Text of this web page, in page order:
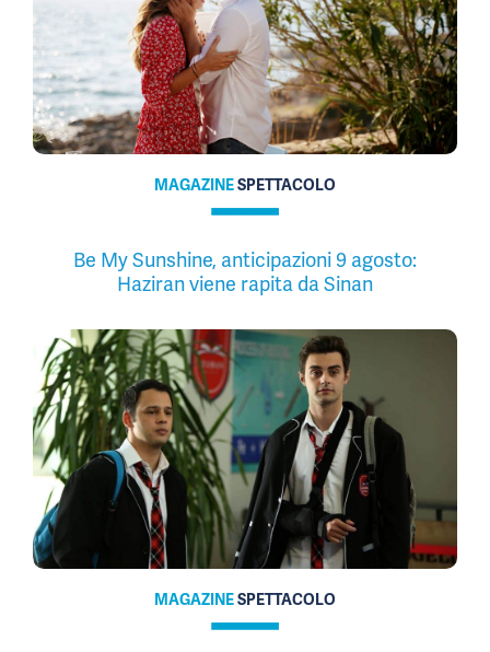
MAGAZINESPETTACOLO
Be My Sunshine, anticipazioni 9 agosto:
Haziran viene rapita da Sinan
MAGAZINESPETTACOLO